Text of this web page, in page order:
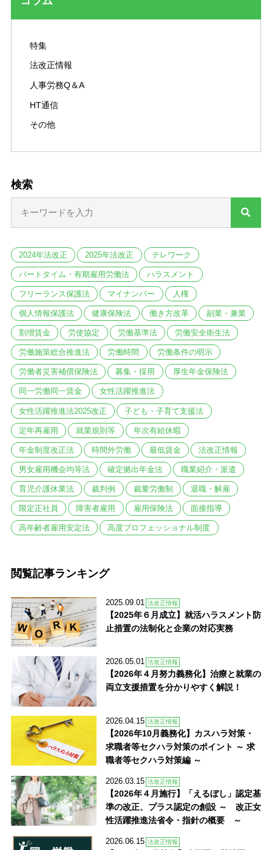
特集
法改正情報
人事労務Q＆A
HT通信
その他
検索
2024年法改正 2025年法改正 テレワーク
パートタイム・有期雇用労働法 ハラスメント
フリーランス保護法 マイナンバー 人権
個人情報保護法 健康保険法 働き方改革 副業・兼業
割増賃金 労使協定 労働基準法 労働安全衛生法
労働施策総合推進法 労働時間 労働条件の明示
労働者災害補償保険法 募集・採用 厚生年金保険法
同一労働同一賃金 女性活躍推進法
女性活躍推進法2025改正 子ども・子育て支援法
定年再雇用 就業規則等 年次有給休暇
年金制度改正法 時間外労働 最低賃金 法改正情報
男女雇用機会均等法 確定拠出年金法 職業紹介・派遣
育児介護休業法 裁判例 裁量労働制 退職・解雇
限定正社員 障害者雇用 雇用保険法 面接指導
高年齢者雇用安定法 高度プロフェッショナル制度
閲覧記事ランキング
2025.09.01 法改正情報
【2025年６月成立】就活ハラスメント防
止措置の法制化と企業の対応実務
2026.05.01 法改正情報
【2026年４月努力義務化】治療と就業の
両立支援措置を分かりやすく解説！
2026.04.15 法改正情報
【2026年10月義務化】カスハラ対策・
求職者等セクハラ対策のポイント ～ 求
職者等セクハラ対策編 ～
2026.03.15 法改正情報
【2026年４月施行】「えるぼし」認定基
準の改正、プラス認定の創設 ～ 改正女
性活躍推進法省令・指針の概要 ～
2026.06.15 法改正情報